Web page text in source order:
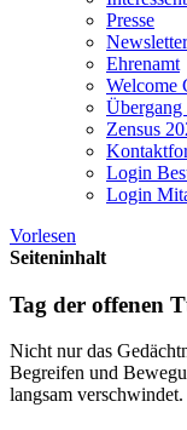
Presse
Newsletter
Ehrenamt
Welcome
Zensus
Login
Login
Vorlesen
Seiteninhalt
Tag der offenen
Nicht nur das
Begreifen und
langsam verschwindet.